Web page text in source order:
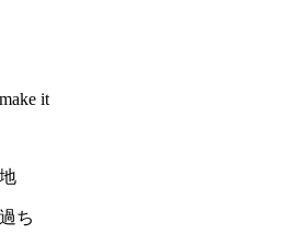
it
ち